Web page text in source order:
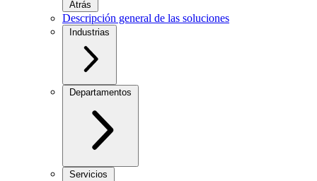
Atrás
Descripción general de las soluciones
Industrias
Departamentos
Servicios